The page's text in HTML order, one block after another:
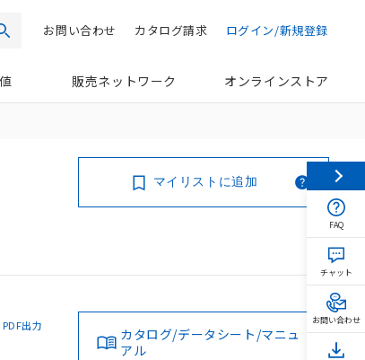
検索 ログイン/新規登録
カタログ請求
お問い合わせ
販売ネットワーク オンラインストア
マイリストに追加
PDF出力
カタログ/データシート/マニュ
アル
FAQ
チャット
お問い合わせ